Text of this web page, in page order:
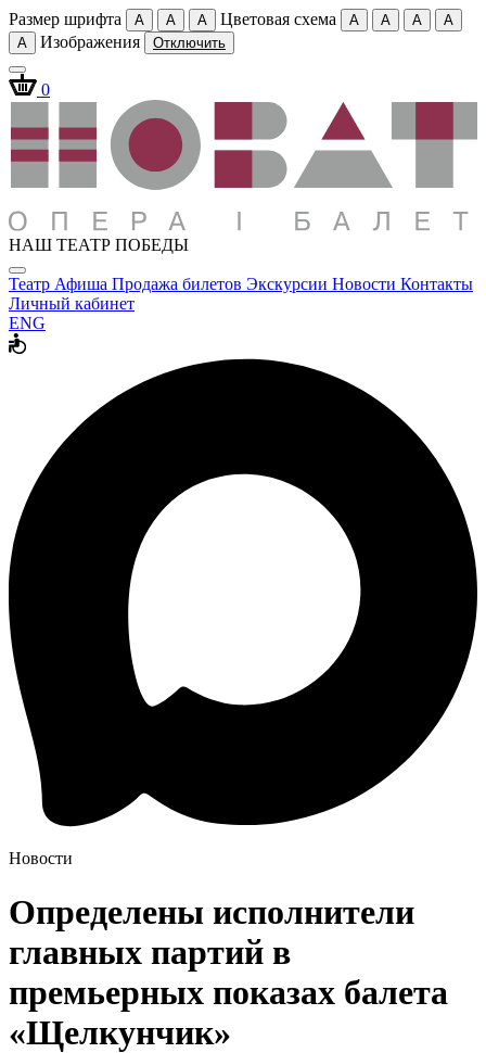
Размер шрифта A A A Цветовая схема A A A
A
A
Изображения Отключить
0
НАШ ТЕАТР ПОБЕДЫ
Театр Афиша Продажа билетов Экскурсии Новости Контакты
Личный кабинет
ENG
Новости
Определены исполнители
главных партий в
премьерных показах балета
«Щелкунчик»